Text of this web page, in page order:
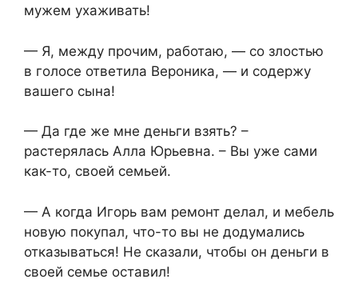
мужем ухаживать!
— Я, между прочим, работаю, — со злостью
в голосе ответила Вероника, — и содержу
вашего сына!
— Да где же мне деньги взять? –
растерялась Алла Юрьевна. – Вы уже сами
как-то, своей семьей.
— А когда Игорь вам ремонт делал, и мебель
новую покупал, что-то вы не додумались
отказываться! Не сказали, чтобы он деньги в
своей семье оставил!